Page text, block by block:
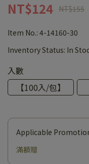
NT$124 NT$155
Item No.: 4-14160-30
Inventory Status: In
入數
【100入/包】
Applicable
滿額贈